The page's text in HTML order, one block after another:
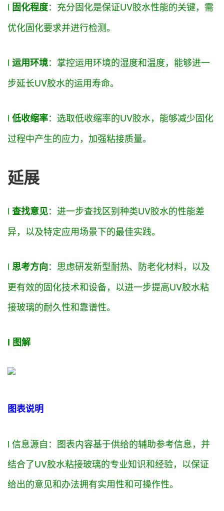
l 固化程度：充分固化是保证UV胶水性能的关键，需
优化固化要求并进行检测。
l 运用环境： 掌控运用环境的湿度和温度， 能够进一
步延长UV胶水的运用寿命。
l 低收缩率： 选取低收缩率的UV胶水， 能够减少固化
过程中产生的应力， 加强粘接质量。
延展
l 查找意见：进一步查找区别种类UV胶水的性能差
异，以及特定应用场景下的最佳实践。
l 思考方向： 思虑研发新型耐热、防老化材料，以及
更有效的固化技术和设备，以进一步提高UV胶水粘
接玻璃的耐久性和靠谱性。
l 图解
图表说明
l 信息源自：图表内容基于供给的辅助参考信息，并
结合了UV胶水粘接玻璃的专业知识和经验，以保证
给出的意见和办法拥有实用性和可操作性。